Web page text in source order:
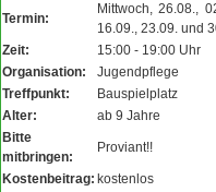
Termin:
Mittwoch, 26.08.,
16.09., 23.09. und
Zeit:
15:00 - 19:00 Uhr
Organisation:
Jugendpflege
Treffpunkt:
Bauspielplatz
Alter:
ab 9 Jahre
Bitte
mitbringen:
Proviant!!
Kostenbeitrag: kostenlos